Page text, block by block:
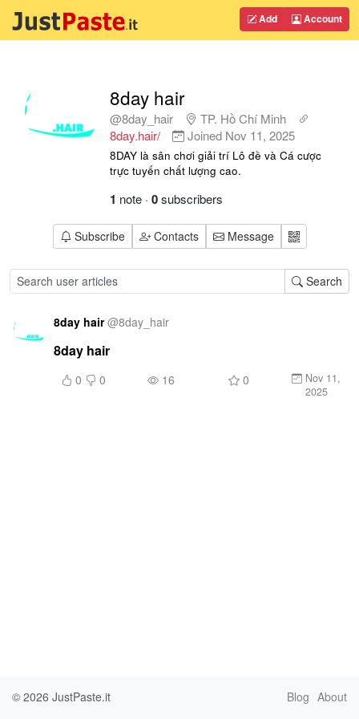
Add Account
8day hair
@8day_hair
TP. Hồ Chí Minh
8day.hair/
Joined Nov 11, 2025
8DAY là sân chơi giải trí Lô đề và Cá cược
trực tuyến chất lượng cao.
1 note · 0subscribers
Subscribe Contacts Message
Search
8day hair @8day_hair
8day hair
0 0 16 0
Nov 11,
2025
© 2026 JustPaste.it Blog About